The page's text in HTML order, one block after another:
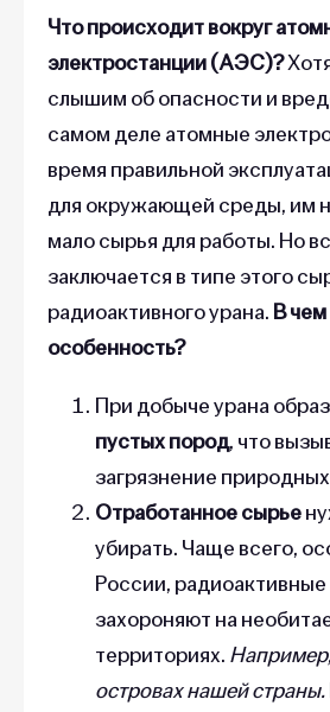
Что происходит вокруг
электростанции (АЭС)?
слышим об опасности и
самом деле атомные
время правильной
для окружающей среды, им
мало сырья для работы. Но
заключается в типе этого
радиоактивного урана. В чем
особенность?
При добыче урана
пустых пород, что
загрязнение
Отработанное сырье
убирать. Чаще всего,
России,
захороняют на
территориях.
островах нашей страны.